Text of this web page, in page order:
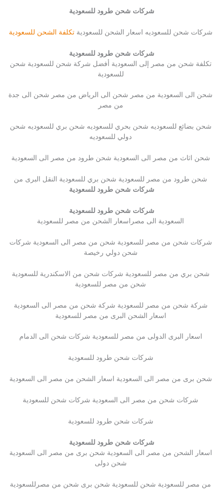
شركات شحن طرود للسعودية
شركات شحن للسعوديه اسعار الشحن للسعوديةتكلفة الشحن للسعودية
شركات شحن طرود للسعودية
تكلفة شحن من مصر إلى السعودية أفضل شركة شحن للسعودية شحن
للسعودية
شحن الى السعودية من مصر شحن الى الرياض من مصر شحن الى جدة
من مصر
شحن بضائع للسعوديه شحن بحري للسعوديه شحن بري للسعوديه شحن
دولي للسعوديه
شحن اثاث من مصر الى السعودية شحن طرود من مصر الى السعودية
شحن طرود من مصر للسعودية شحن بري للسعودية النقل البرى من
شركات شحن طرود للسعودية
شركات شحن طرود للسعودية
السعودية الى مصراسعار الشحن من مصر للسعودية
شركات شحن من مصر للسعودية شحن من مصر الى السعودية شركات
شحن دولي رخيصة
شحن بري من مصر للسعودية شركات شحن من الاسكندرية للسعودية
شحن من مصر للسعودية
شركة شحن من مصر للسعودية شركة شحن من مصر الى السعودية
اسعار الشحن البرى من مصر للسعودية
اسعار البرى الدولى من مصر للسعودية شركات شحن الى الدمام
شركات شحن طرود للسعودية
شحن برى من مصر الى السعودية اسعار الشحن من مصر الى السعودية
شركات شحن من مصر الى السعودية شركات شحن للسعودية
شركات شحن طرود للسعودية
شركات شحن طرود للسعودية
اسعار الشحن من مصر الى السعودية شحن برى من مصر الى السعودية
شحن دولى
من مصر للسعودية شحن للسعودية شحن برى شحن من مصرللسعودية